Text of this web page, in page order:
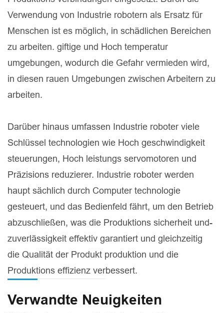
Verwendung von Industrie robotern als Ersatz für
Menschen ist es möglich, in schädlichen Bereichen
zu arbeiten. giftige und Hoch temperatur
umgebungen, wodurch die Gefahr vermieden wird,
in diesen rauen Umgebungen zwischen Arbeitern zu
arbeiten.
Darüber hinaus umfassen Industrie roboter viele
Schlüssel technologien wie Hoch geschwindigkeit
steuerungen, Hoch leistungs servomotoren und
Präzisions reduzierer. Industrie roboter werden
haupt sächlich durch Computer technologie
gesteuert, und das Bedienfeld fährt, um den Betrieb
abzuschließen, was die Produktions sicherheit und-
zuverlässigkeit effektiv garantiert und gleichzeitig
die Qualität der Produkt produktion und die
Produktions effizienz verbessert.
Verwandte Neuigkeiten